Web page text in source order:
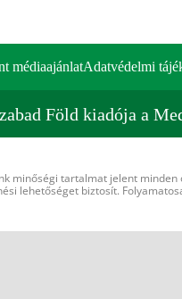
médiaajánlatAdatvédelmi
Föld kiadója a
minőségi tartalmat jelent
lehetőséget biztosít.